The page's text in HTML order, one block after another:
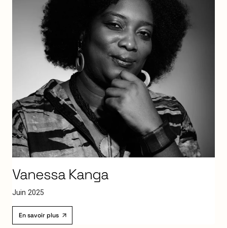
Vanessa Kanga
Juin 2025
En savoir plus